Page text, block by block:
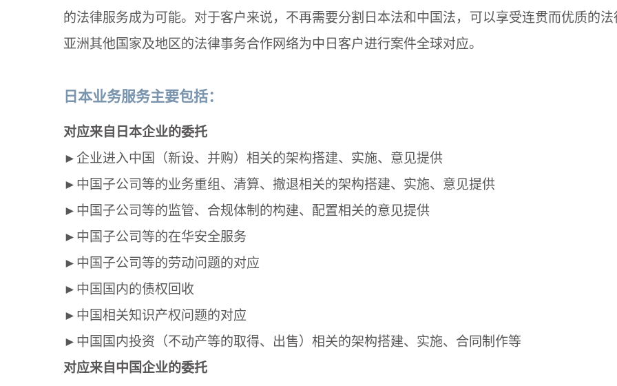
的法律服务成为可能。对于客户来说，不再需要分割日本法和中国法，可以享受连贯而优质的
亚洲其他国家及地区的法律事务合作网络为中日客户进行案件全球对应。
日本业务服务主要包括：
对应来自日本企业的委托
►企业进入中国（新设、并购）相关的架构搭建、实施、意见提供
►中国子公司等的业务重组、清算、撤退相关的架构搭建、实施、意见提供
►中国子公司等的监管、合规体制的构建、配置相关的意见提供
►中国子公司等的在华安全服务
►中国子公司等的劳动问题的对应
►中国国内的债权回收
►中国相关知识产权问题的对应
►中国国内投资（不动产等的取得、出售）相关的架构搭建、实施、合同制作等
对应来自中国企业的委托